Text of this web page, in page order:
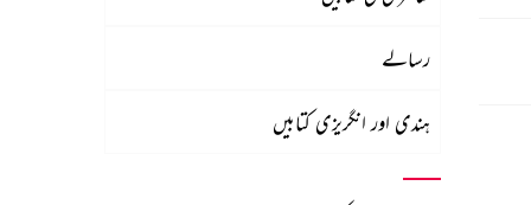
رسالے
ہندی اور انگریزی کتابیں